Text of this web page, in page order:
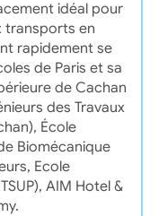
idéal pour
transports en
rapidement se
de Paris et sa
de Cachan
des Travaux
École
Biomécanique
Ecole
AIM Hotel &